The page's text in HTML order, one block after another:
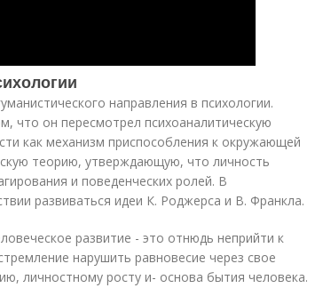
направления в психологии.
что он пересмотрел психоаналитическую
как механизм приспособления к окружающей
теорию, утверждающую, что личность
и поведенческих ролей. В
развиваться идеи К. Роджерса и В. Франкла.
развитие - это отнюдь неприйти к
нарушить равновесие через свое
личностному росту и- основа бытия человека.